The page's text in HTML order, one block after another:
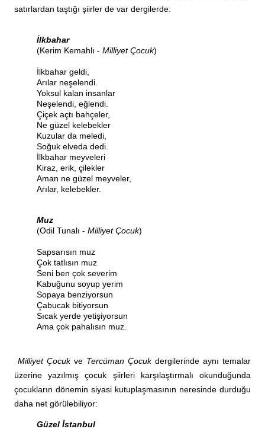
satırlardan taştığı şiirler de var dergilerde:
İlkbahar
(Kerim Kemahlı - Milliyet Çocuk)
İlkbahar geldi,
Arılar neşelendi.
Yoksul kalan insanlar
Neşelendi, eğlendi.
Çiçek açtı bahçeler,
Ne güzel kelebekler
Kuzular da meledi,
Soğuk elveda dedi.
İlkbahar meyveleri
Kiraz, erik, çilekler
Aman ne güzel meyveler,
Arılar, kelebekler.
Muz
(Odil Tunalı - Milliyet Çocuk)
Sapsarısın muz
Çok tatlısın muz
Seni ben çok severim
Kabuğunu soyup yerim
Sopaya benziyorsun
Çabucak bitiyorsun
Sıcak yerde yetişiyorsun
Ama çok pahalısın muz.
Milliyet Çocukve Tercüman Çocukdergilerinde aynı temalar
üzerine yazılmış çocuk şiirleri karşılaştırmalı okunduğunda
çocukların dönemin siyasi kutuplaşmasının neresinde durduğu
daha net görülebiliyor:
Güzel İstanbul